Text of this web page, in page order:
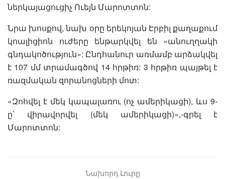
ներկայացուցիչ Ուեյն Մարոտտոն:
Նրա խոսքով, նախ օրը երեկոյան Էրբիլ քաղաքում
կոալիցիոն ուժերը ենթարկվել են «անուղղակի
գնդակոծություն»: Ընդհանուր առմամբ արձակվել
է 107 մմ տրամագծով 14 հրթիռ: 3 հրթիռ պայթել է
ռազմական զորանոցների մոտ:
«Զոհվել է մեկ կապալառու (ոչ ամերիկացի), ևս 9-
ը՝ վիրավորվել (մեկ ամերիկացի)»,-գրել է
Մարոտտոն:
Նախորդ Լուրը